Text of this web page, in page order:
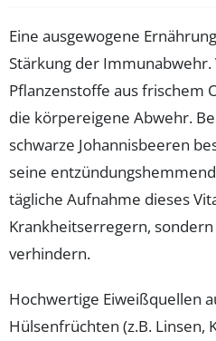
Eine ausgewogene
Stärkung der
Pflanzenstoffe aus frischem
die körpereigene Abwehr.
schwarze Johannisbeeren
seine
tägliche Aufnahme dieses
Krankheitserregern,
verhindern.
Hochwertige Eiweißquellen
Hülsenfrüchten (z.B. Linsen,